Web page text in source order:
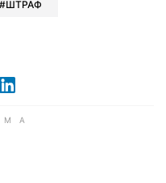
ШТРАФ
Facebook
в X в Google news
в Viber
Читайте в LinkedIn